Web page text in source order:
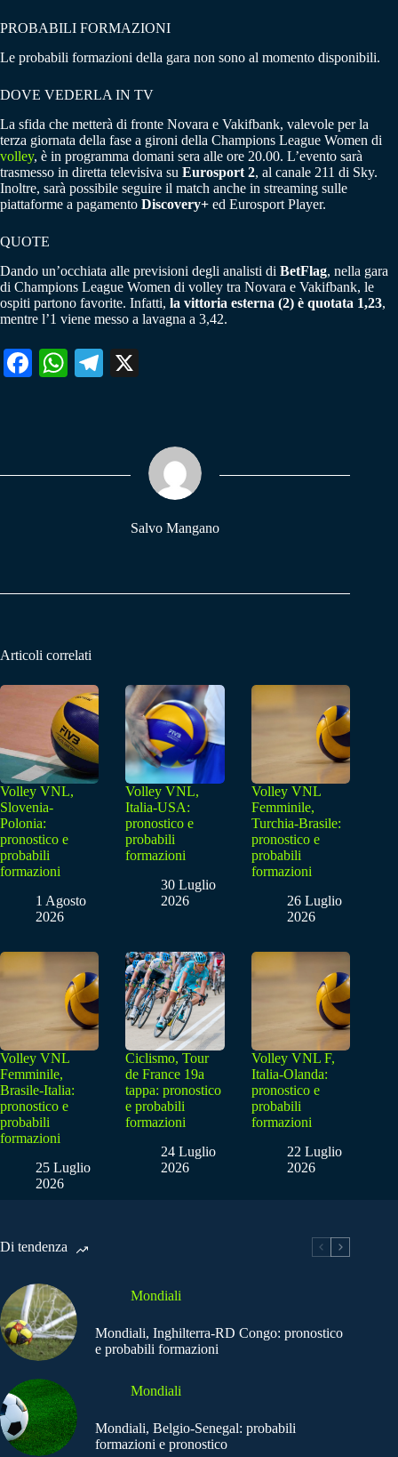
PROBABILI FORMAZIONI
Le probabili formazioni della gara non sono al momento disponibili.
DOVE VEDERLA IN TV
La sfida che metterà di fronte Novara e Vakifbank, valevole per la
terza giornata della fase a gironi della Champions League Women di
volley, è in programma domani sera alle ore 20.00. L’evento sarà
trasmesso in diretta televisiva su Eurosport 2, al canale 211 di Sky.
Inoltre, sarà possibile seguire il match anche in streaming sulle
piattaforme a pagamento Discovery+ ed Eurosport Player.
QUOTE
Dando un’occhiata alle previsioni degli analisti di BetFlag, nella gara
di Champions League Women di volley tra Novara e Vakifbank, le
ospiti partono favorite. Infatti, la vittoria esterna (2) è quotata 1,23,
mentre l’1 viene messo a lavagna a 3,42.
Fa W
pp
Te
m
Salvo Mangano
Articoli correlati
Volley VNL,
Slovenia-
Polonia:
pronostico e
probabili
formazioni
1 Agosto
2026
Volley VNL,
Italia-USA:
pronostico e
probabili
formazioni
30 Luglio
2026
Volley VNL
Femminile,
Turchia-Brasile:
pronostico e
probabili
formazioni
26 Luglio
2026
Volley VNL
Femminile,
Brasile-Italia:
pronostico e
probabili
formazioni
25 Luglio
2026
Ciclismo, Tour
de France 19a
tappa: pronostico
e probabili
formazioni
24 Luglio
2026
Volley VNL F,
Italia-Olanda:
pronostico e
probabili
formazioni
22 Luglio
2026
Di tendenza
Mondiali
Mondiali, Inghilterra-RD Congo: pronostico
e probabili formazioni
Mondiali
Mondiali, Belgio-Senegal: probabili
formazioni e pronostico